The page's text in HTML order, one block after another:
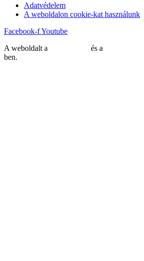
Adatvédelem
A weboldalon cookie-kat használunk
Facebook-fYoutube
A weboldalt a
és a
ben.